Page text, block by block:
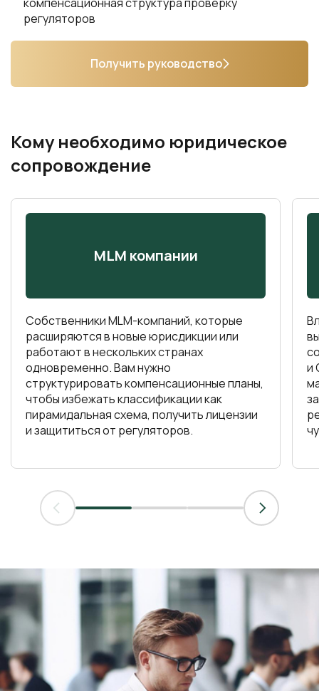
регуляторов
Получить руководство
Кому необходимо юридическое
сопровождение
MLM компании
Собственники MLM-компаний, которые
расширяются в новые юрисдикции или
работают в нескольких странах
одновременно. Вам нужно
структурировать компенсационные планы,
чтобы избежать классификации как
пирамидальная схема, получить лицензии
и защититься от регуляторов.
и